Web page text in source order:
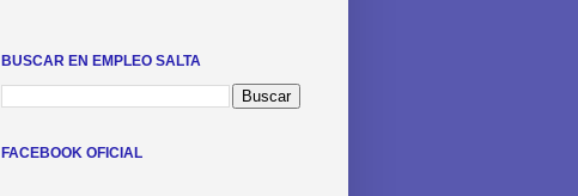
BUSCAR EN EMPLEO SALTA
FACEBOOK OFICIAL